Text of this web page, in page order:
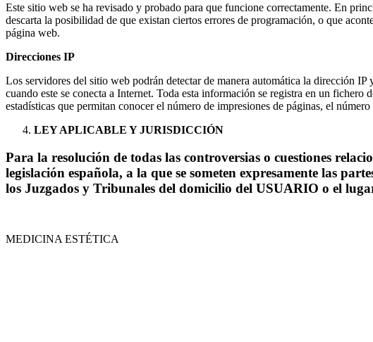
Este sitio web se ha revisado y probado para que funcione correctamente. En
descarta la posibilidad de que existan ciertos errores de programación, o que
página web.
Direcciones IP
Los servidores del sitio web podrán detectar de manera automática la dirección
cuando este se conecta a Internet. Toda esta información se registra en un
estadísticas que permitan conocer el número de impresiones de páginas, el
LEY APLICABLE Y JURISDICCIÓN
Para la resolución de todas las controversias o cuestiones
legislación española, a la que se someten expresamente las
los Juzgados y Tribunales del domicilio del USUARIO o el
MEDICINA ESTÉTICA